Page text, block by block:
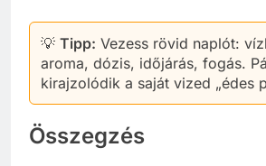
💡 Tipp: Vezess rövid naplót:
aroma, dózis, időjárás, fogás.
kirajzolódik a saját vized „édes
Összegzés